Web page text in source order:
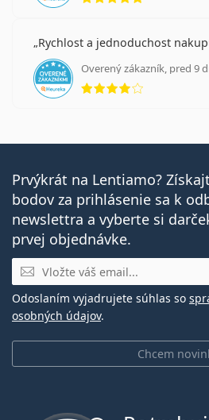
Rychlost a jednoduchost
Overený zákazník, pred 9
Prvýkrát na Lentiamo?
bodov za prihlásenie sa k
newslettra a vyberte si
prvej objednávke.
E-mail
Chcem
Odoslaním vyjadrujete súhlas so
osobných údajov.